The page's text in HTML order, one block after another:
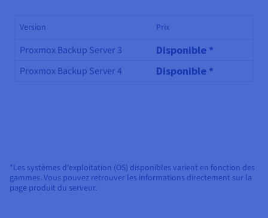
Version Prix
Proxmox Backup Server 3 Disponible *
Proxmox Backup Server 4 Disponible *
*Les systèmes d'exploitation (OS) disponibles varient en fonction des
gammes. Vous pouvez retrouver les informations directement sur la
page produit du serveur.